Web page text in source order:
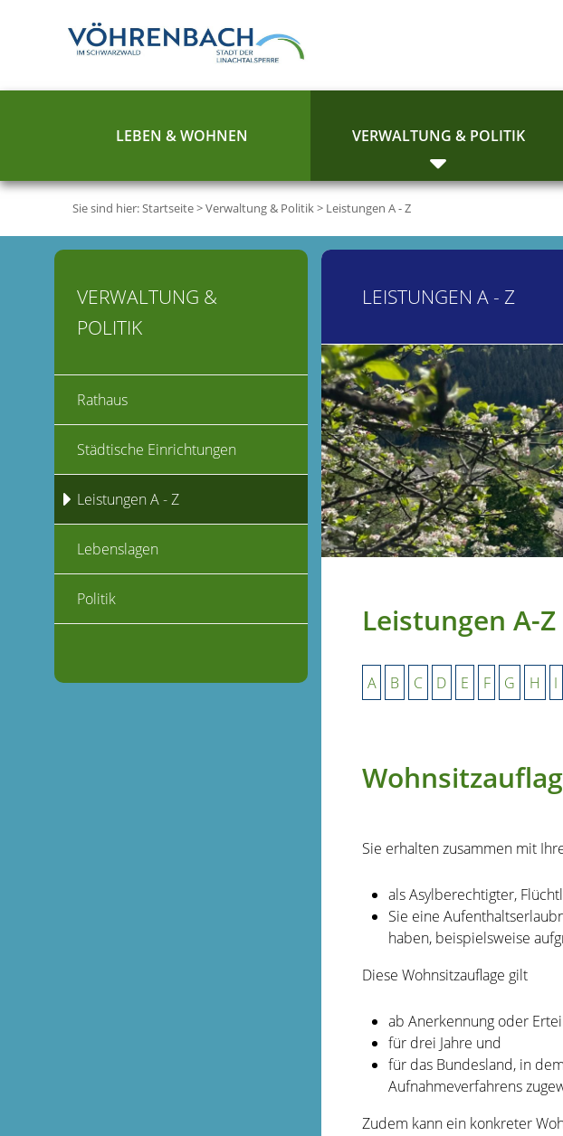
LEBEN & WOHNEN VERWALTUNG & POLITIK
Sie sind hier:Startseite>Verwaltung & Politik> Leistungen A - Z
LEISTUNGEN A - Z
Leistungen A-Z
A B C D E F G H I
Sie erhalten zusammen mit
als Asylberechtigter,
Sie eine
haben, beispielsweise
Diese Wohnsitzauflage gilt
ab Anerkennung oder
für drei Jahre und
für das Bundesland, in
Aufnahmeverfahrens
Zudem kann ein konkreter
VERWALTUNG &
POLITIK
Rathaus
Städtische Einrichtungen
Leistungen A - Z
Lebenslagen
Politik